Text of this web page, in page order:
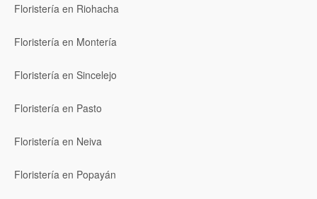
Floristería en Riohacha
Floristería en Montería
Floristería en Sincelejo
Floristería en Pasto
Floristería en Neiva
Floristería en Popayán